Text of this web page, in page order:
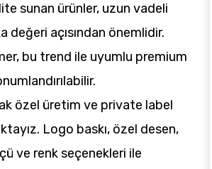
sunan ürünler, uzun vadeli
değeri açısından önemlidir.
bu trend ile uyumlu premium
özel üretim ve private label
Logo baskı, özel desen,
ve renk seçenekleri ile